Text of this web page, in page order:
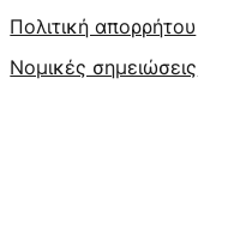
Πολιτική απορρήτου
Νομικές σημειώσεις